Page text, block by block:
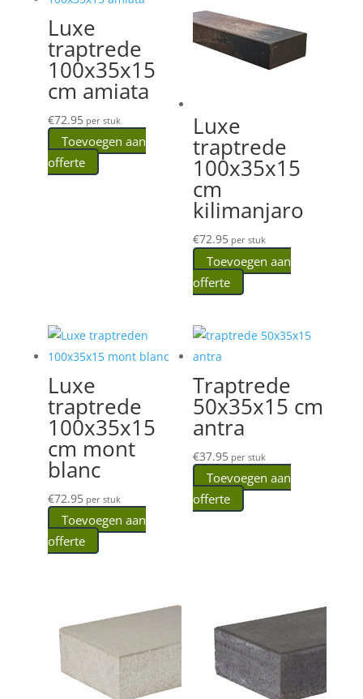
Luxe
traptrede
100x35x15
cm amiata
€72.95per stuk
Toevoegen aan
offerte
Luxe
traptrede
100x35x15
cm
kilimanjaro
€72.95per stuk
Toevoegen aan
offerte
Luxe
traptrede
100x35x15
cm mont
blanc
€72.95per stuk
Toevoegen aan
offerte
Traptrede
50x35x15 cm
antra
€37.95per stuk
Toevoegen aan
offerte